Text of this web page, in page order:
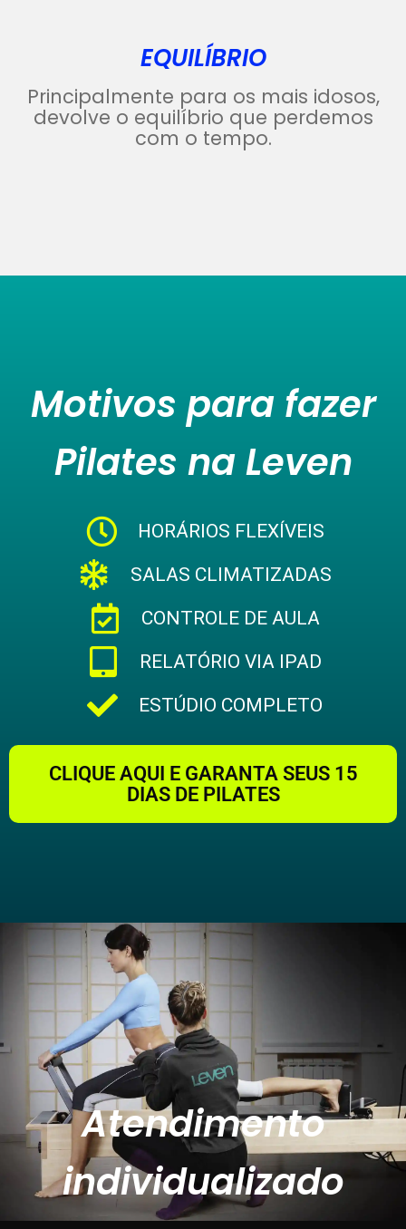
EQUILÍBRIO
Principalmente para os mais idosos,
devolve o equilíbrio que perdemos
com o tempo.
Motivos para fazer
Pilates na Leven
HORÁRIOS FLEXÍVEIS
SALAS CLIMATIZADAS
CONTROLE DE AULA
RELATÓRIO VIA IPAD
ESTÚDIO COMPLETO
CLIQUE AQUI E GARANTA SEUS 15
DIAS DE PILATES
Atendimento
individualizado